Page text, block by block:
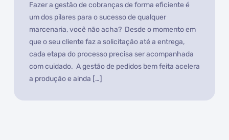
Fazer a gestão de cobranças de forma eficiente é
um dos pilares para o sucesso de qualquer
marcenaria, você não acha? Desde o momento em
que o seu cliente faz a solicitação até a entrega,
cada etapa do processo precisa ser acompanhada
com cuidado. A gestão de pedidos bem feita acelera
a produção e ainda […]